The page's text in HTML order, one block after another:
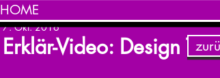
Erklär-Video: Design
7. Okt. 2016
HOME